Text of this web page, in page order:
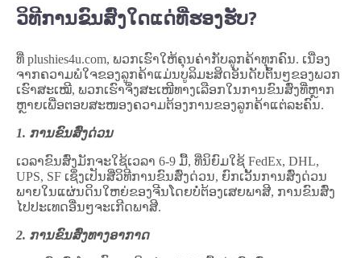
ວິທີການຂົນສົ່ງໃດແດ່ທີ່ຮອງຮັບ?
ທີ່ plushies4u.com, ພວກເຮົາໃຫ້ຄຸນຄ່າກັບລູກຄ້າທຸກຄົນ. ເນື່ອງ
ຈາກຄວາມພໍໃຈຂອງລູກຄ້າແມ່ນບູລິມະສິດອັນດັບຕົ້ນໆຂອງພວກ
ເຮົາສະເໝີ, ພວກເຮົາຈຶ່ງສະເໜີທາງເລືອກໃນການຂົນສົ່ງທີ່ຫຼາກ
ຫຼາຍເພື່ອຕອບສະໜອງຄວາມຕ້ອງການຂອງລູກຄ້າແຕ່ລະຄົນ.
1. ການຂົນສົ່ງດ່ວນ
ເວລາຂົນສົ່ງມັກຈະໃຊ້ເວລາ 6-9 ມື້, ທີ່ນິຍົມໃຊ້ FedEx, DHL,
UPS, SF ເຊິ່ງເປັນສີ່ວິທີການຂົນສົ່ງດ່ວນ, ຍົກເວັ້ນການສົ່ງດ່ວນ
ພາຍໃນແຜ່ນດິນໃຫຍ່ຂອງຈີນໂດຍບໍ່ຕ້ອງເສຍພາສີ, ການຂົນສົ່ງ
ໄປປະເທດອື່ນໆຈະເກີດພາສີ.
2. ການຂົນສົ່ງທາງອາກາດ